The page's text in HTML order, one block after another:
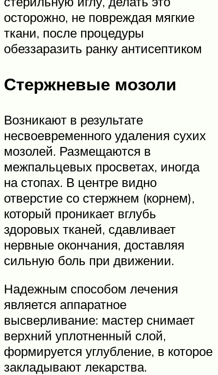
осторожно, не повреждая мягкие
ткани, после процедуры
обеззаразить ранку антисептиком
Стержневые мозоли
Возникают в результате
несвоевременного удаления сухих
мозолей. Размещаются в
межпальцевых просветах, иногда
на стопах. В центре видно
отверстие со стержнем (корнем),
который проникает вглубь
здоровых тканей, сдавливает
нервные окончания, доставляя
сильную боль при движении.
Надежным способом лечения
является аппаратное
высверливание: мастер снимает
верхний уплотненный слой,
формируется углубление, в которое
закладывают лекарства.